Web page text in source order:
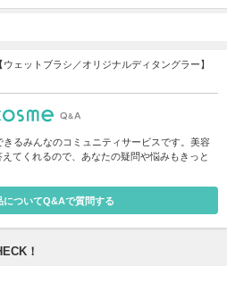
ェットブラシ／オリジナルディタングラー】
るみんなのコミュニティサービスです。美容
てくれるので、あなたの疑問や悩みもきっと
についてQ&Aで質問する
！